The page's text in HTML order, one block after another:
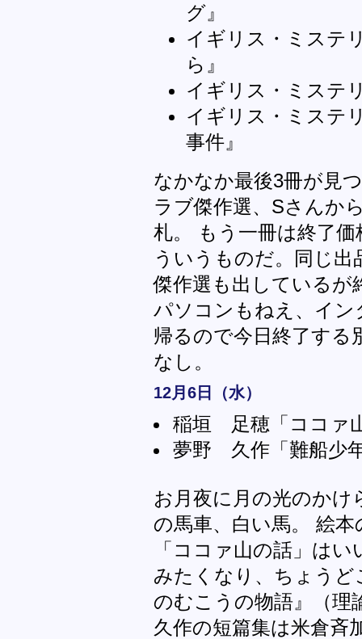
グ』
イギリス・ミステ
ら』
イギリス・ミステ
イギリス・ミステ
事件』
なかなか最後3冊が見
ラブ傑作選、Sさんか
札。 もう一冊は終了
ういうものだ。同じ
傑作選も出しているが
パソコンもねえ、イン
帰るので今日終了する
なし。
12月6日（水）
稲垣 足穂「ココァ
夢野 久作「難船少
お月夜に月の光のか
の馬車、白い馬。 絵
「ココァ山の話」は
みたくなり、ちょうど
のむこうの物語』（理
久作の短篇集は米倉斉